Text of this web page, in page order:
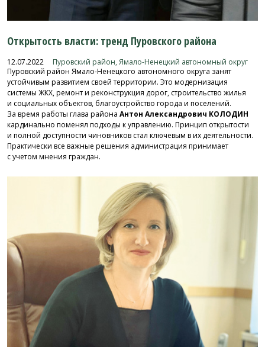
Открытость власти: тренд Пуровского района
12.07.2022 Пуровский район, Ямало-Ненецкий автономный округ
Пуровский район Ямало-Ненецкого автономного округа занят
устойчивым развитием своей территории. Это модернизация
системы ЖКХ, ремонт и реконструкция дорог, строительство жилья
и социальных объектов, благоустройство города и поселений.
За время работы глава района Антон Александрович КОЛОДИН
кардинально поменял подходы к управлению. Принцип открытости
и полной доступности чиновников стал ключевым в их деятельности.
Практически все важные решения администрация принимает
с учетом мнения граждан.